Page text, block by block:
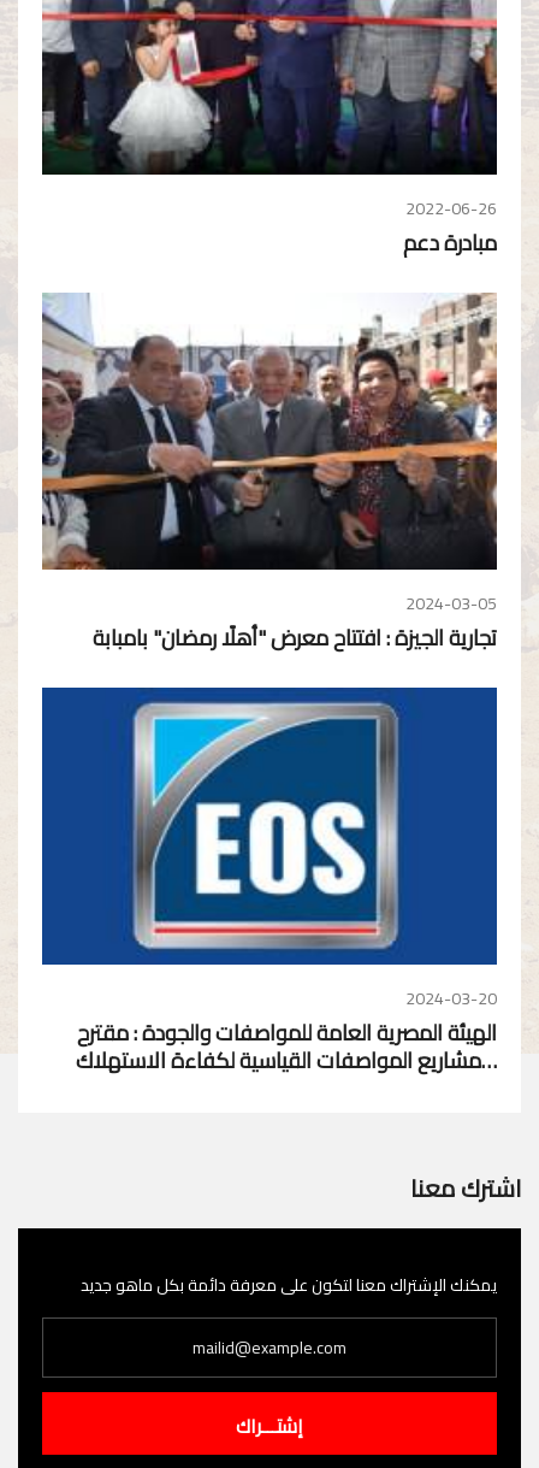
2022-06-26
مبادرة دعم
2024-03-05
تجارية الجيزة : افتتاح معرض "أهلًا رمضان" بامبابة
2024-03-20
الهيئة المصرية العامة للمواصفات والجودة : مقترح
مشاريع المواصفات القياسية لكفاءة الاستهلاك…
اشترك معنا
يمكنك الإشتراك معنا لتكون على معرفة دائمة بكل ماهو جديد
إشتـــراك